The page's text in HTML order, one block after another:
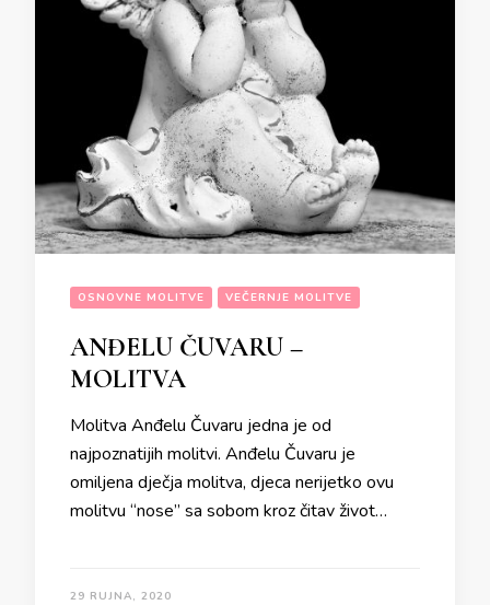
OSNOVNE MOLITVE VEČERNJE MOLITVE
ANĐELU ČUVARU –
MOLITVA
Molitva Anđelu Čuvaru jedna je od
najpoznatijih molitvi. Anđelu Čuvaru je
omiljena dječja molitva, djeca nerijetko ovu
molitvu “nose” sa sobom kroz čitav život…
29 RUJNA, 2020